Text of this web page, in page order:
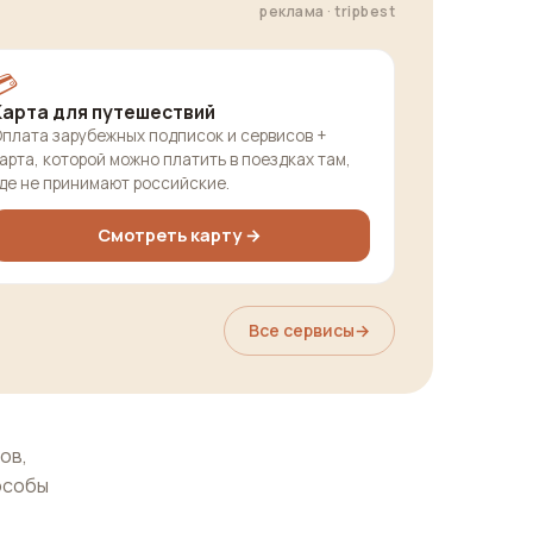
реклама · tripbest
для путешествий
зарубежных подписок и сервисов +
которой можно платить в поездках там,
не принимают российские.
Смотреть карту →
Все сервисы→